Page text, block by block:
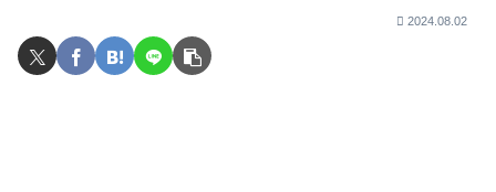
2024.08.02